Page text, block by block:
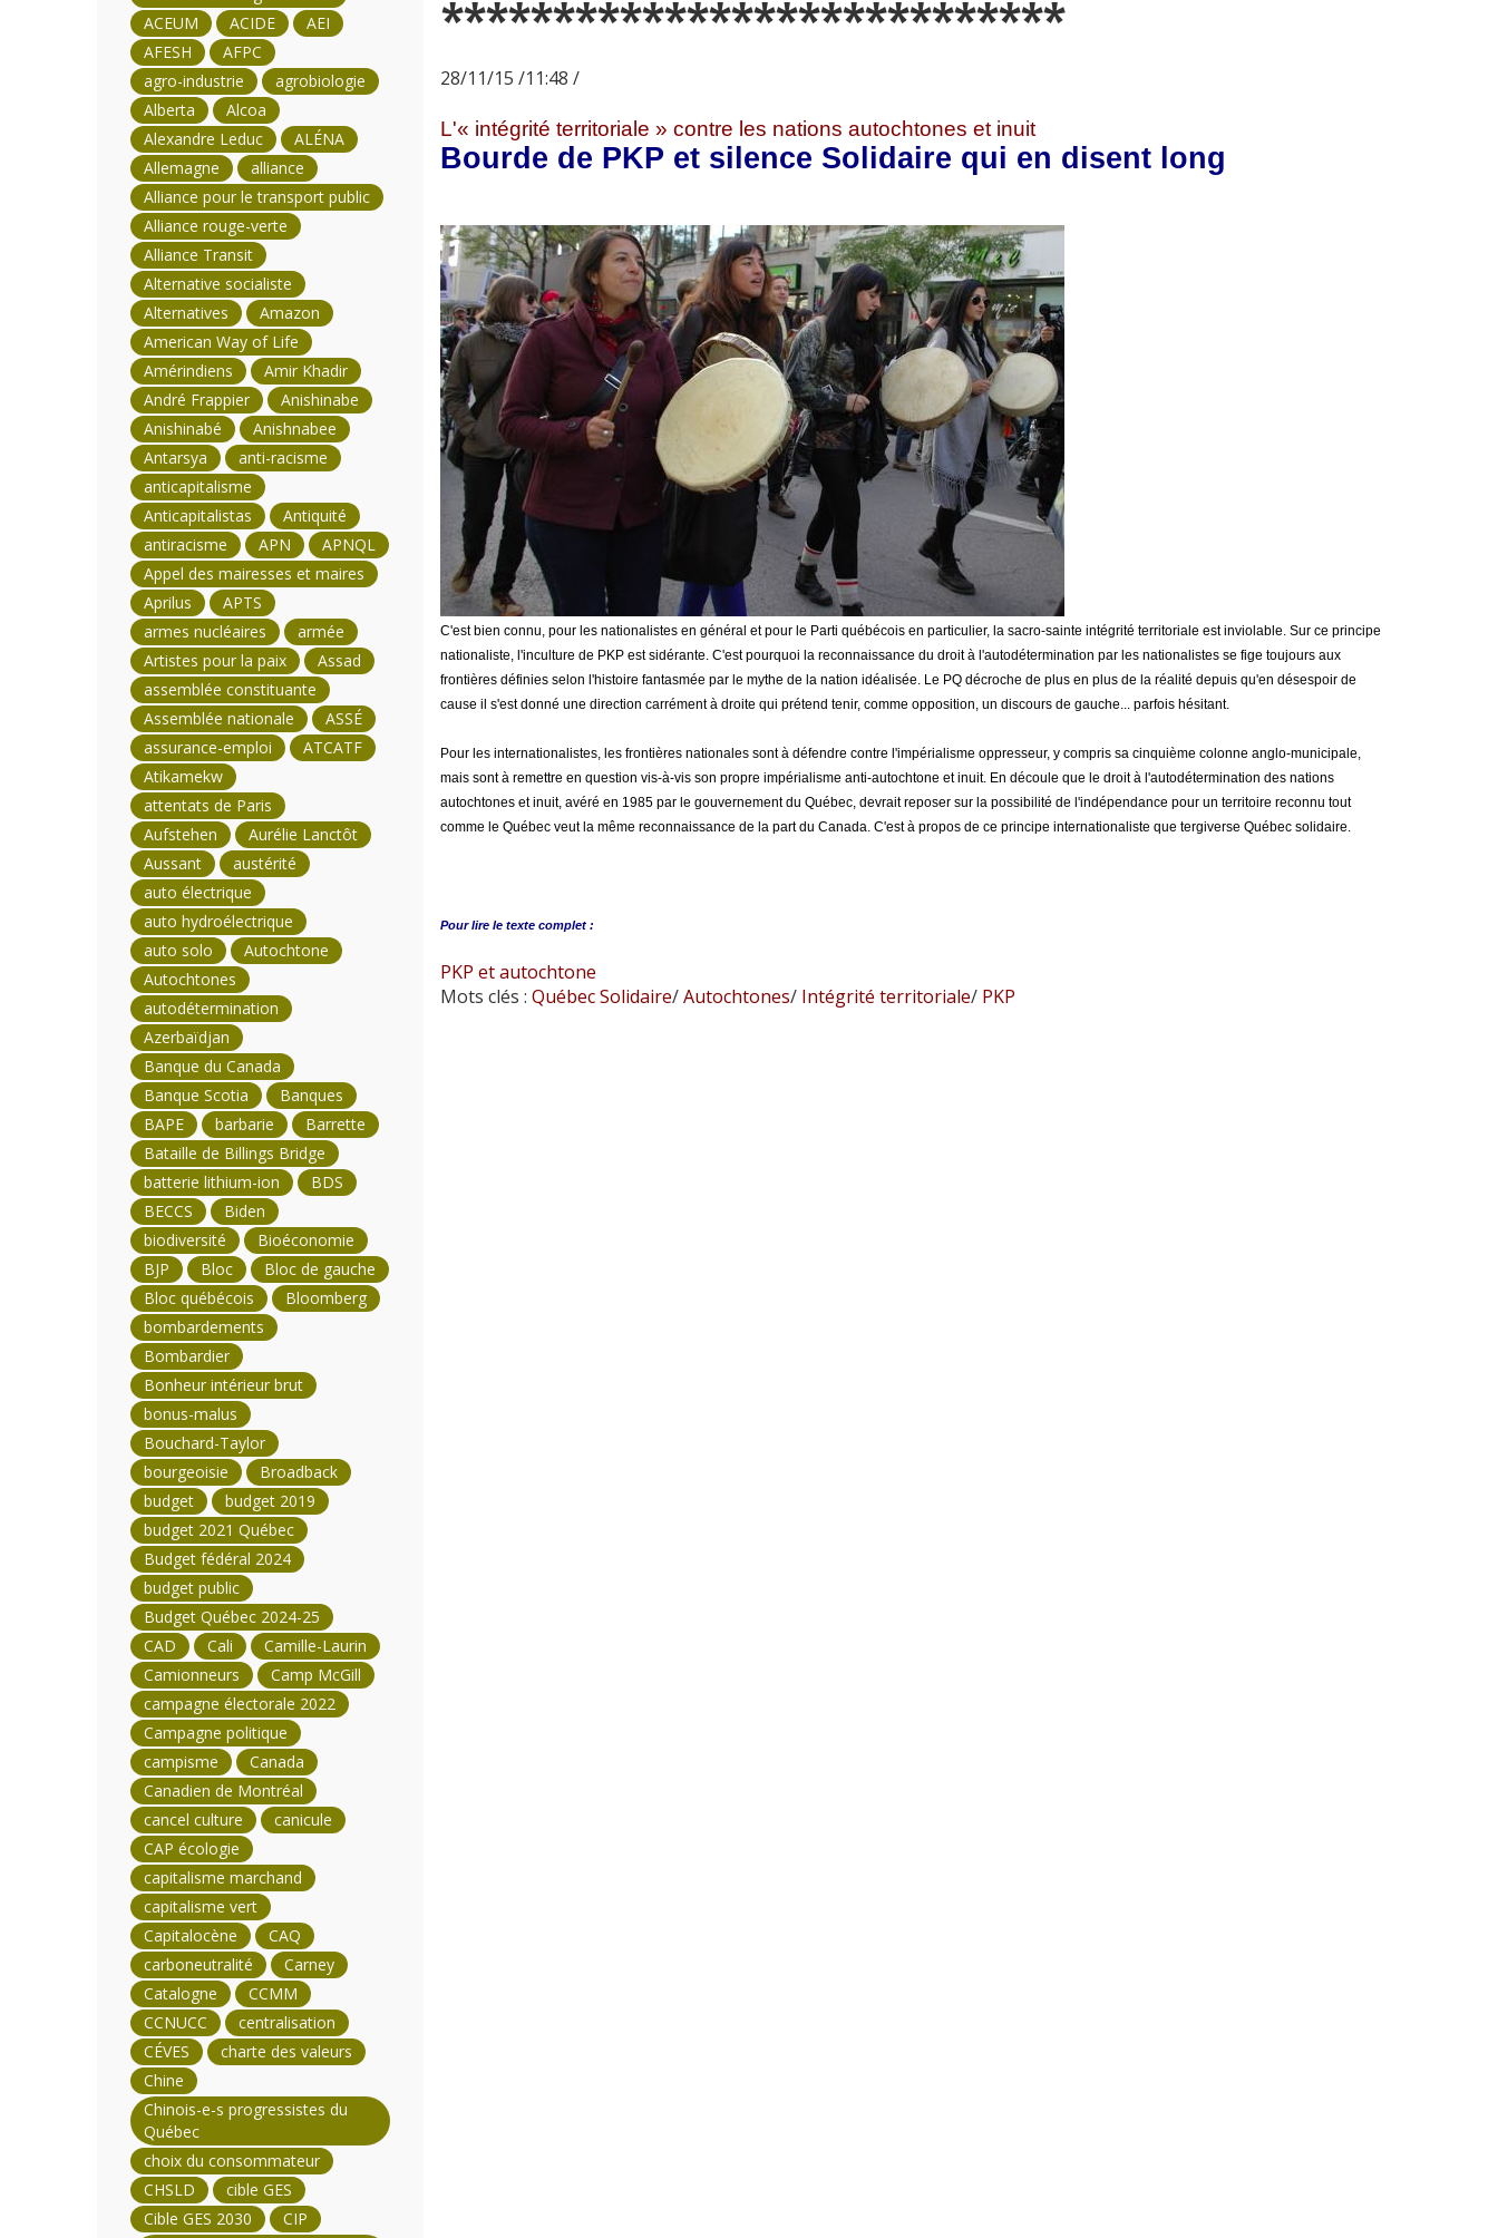
****************************
28/11/15 /11:48 /
L'« intégrité territoriale » contre les nations autochtones et inuit
Bourde de PKP et silence Solidaire qui en disent long
C'est bien connu, pour les nationalistes en général et pour le Parti québécois en particulier, la sacro-sainte intégrité territoriale est inviolable. Sur ce principe
nationaliste, l'inculture de PKP est sidérante. C'est pourquoi la reconnaissance du droit à l'autodétermination par les nationalistes se fige toujours aux
frontières définies selon l'histoire fantasmée par le mythe de la nation idéalisée. Le PQ décroche de plus en plus de la réalité depuis qu'en désespoir de
cause il s'est donné une direction carrément à droite qui prétend tenir, comme opposition, un discours de gauche... parfois hésitant.
Pour les internationalistes, les frontières nationales sont à défendre contre l'impérialisme oppresseur, y compris sa cinquième colonne anglo-municipale,
mais sont à remettre en question vis-à-vis son propre impérialisme anti-autochtone et inuit. En découle que le droit à l'autodétermination des nations
autochtones et inuit, avéré en 1985 par le gouvernement du Québec, devrait reposer sur la possibilité de l'indépendance pour un territoire reconnu tout
comme le Québec veut la même reconnaissance de la part du Canada. C'est à propos de ce principe internationaliste que tergiverse Québec solidaire.
Pour lire le texte complet :
PKP et autochtone
Mots clés : Québec Solidaire/Autochtones/Intégrité territoriale/PKP
ACEUM
ACIDE
AEI
AFESH
AFPC
agro-industrie
agrobiologie
Alberta
Alcoa
Alexandre Leduc
ALÉNA
Allemagne
alliance
Alliance pour le transport public
Alliance rouge-verte
Alliance Transit
Alternative socialiste
Alternatives
Amazon
American Way of Life
Amérindiens
Amir Khadir
André Frappier
Anishinabe
Anishinabé
Anishnabee
Antarsya
anti-racisme
anticapitalisme
Anticapitalistas
Antiquité
antiracisme
APN
APNQL
Appel des mairesses et maires
Aprilus
APTS
armes nucléaires
armée
Artistes pour la paix
Assad
assemblée constituante
Assemblée nationale
ASSÉ
assurance-emploi
ATCATF
Atikamekw
attentats de Paris
Aufstehen
Aurélie Lanctôt
Aussant
austérité
auto électrique
auto hydroélectrique
auto solo
Autochtone
Autochtones
autodétermination
Azerbaïdjan
Banque du Canada
Banque Scotia
Banques
BAPE
barbarie
Barrette
Bataille de Billings Bridge
batterie lithium-ion
BDS
BECCS
Biden
biodiversité
Bioéconomie
BJP
Bloc
Bloc de gauche
Bloc québécois
Bloomberg
bombardements
Bombardier
Bonheur intérieur brut
bonus-malus
Bouchard-Taylor
bourgeoisie
Broadback
budget
budget 2019
budget 2021 Québec
Budget fédéral 2024
budget public
Budget Québec 2024-25
CAD
Cali
Camille-Laurin
Camionneurs
Camp McGill
campagne électorale 2022
Campagne politique
campisme
Canada
Canadien de Montréal
cancel culture
canicule
CAP écologie
capitalisme marchand
capitalisme vert
Capitalocène
CAQ
carboneutralité
Carney
Catalogne
CCMM
CCNUCC
centralisation
CÉVES
charte des valeurs
Chine
Chinois-e-s progressistes du
Québec
choix du consommateur
CHSLD
cible GES
Cible GES 2030
CIP